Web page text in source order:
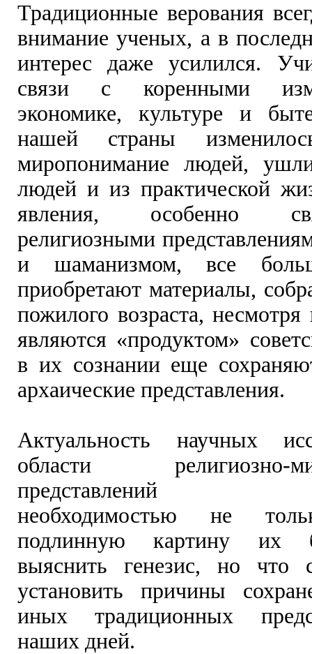
Традиционные верования
внимание ученых, а в
интерес даже усилился.
связи с коренными
экономике, культуре и
нашей страны
миропонимание людей,
людей и из практической
явления, особенно
религиозными
и шаманизмом, все
приобретают материалы,
пожилого возраста,
являются «продуктом»
в их сознании еще
архаические представления.
Актуальность научных
области религиозно-
представлений
необходимостью не
подлинную картину их
выяснить генезис, но что
установить причины
иных традиционных
наших дней.